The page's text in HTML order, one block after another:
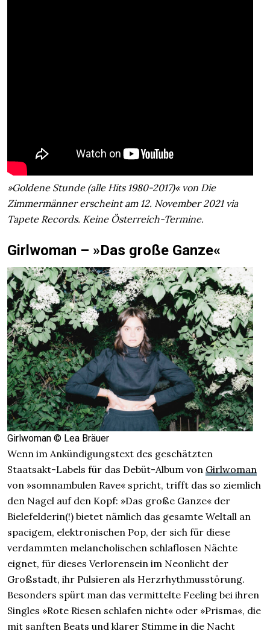
»Goldene Stunde (alle Hits 1980-2017)« von Die
Zimmermänner erscheint am 12. November 2021 via
Tapete Records. Keine Österreich-Termine.
Girlwoman – »Das große Ganze«
Girlwoman © Lea Bräuer
Wenn im Ankündigungstext des geschätzten
Staatsakt-Labels für das Debüt-Album von Girlwoman
von »somnambulen Rave« spricht, trifft das so ziemlich
den Nagel auf den Kopf: »Das große Ganze« der
Bielefelderin(!) bietet nämlich das gesamte Weltall an
spacigem, elektronischen Pop, der sich für diese
verdammten melancholischen schlaflosen Nächte
eignet, für dieses Verlorensein im Neonlicht der
Großstadt, ihr Pulsieren als Herzrhythmusstörung.
Besonders spürt man das vermittelte Feeling bei ihren
Singles »Rote Riesen schlafen nicht« oder »Prisma«, die
mit sanften Beats und klarer Stimme in die Nacht